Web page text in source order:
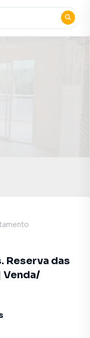
Reserva das
Venda/